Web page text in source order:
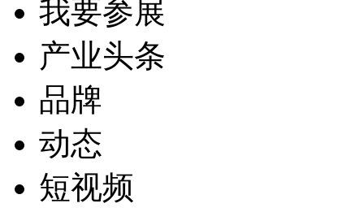
我要参展
产业头条
品牌
动态
短视频